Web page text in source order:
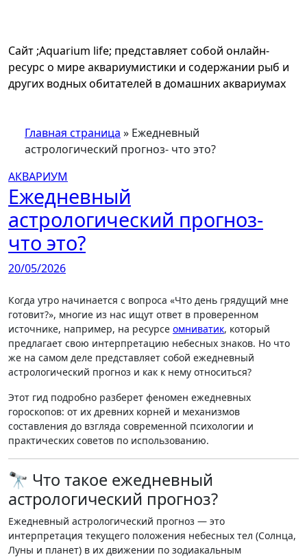
Сайт ;Aquarium life; представляет собой онлайн-
ресурс о мире аквариумистики и содержании рыб и
других водных обитателей в домашних аквариумах
Главная страница » Ежедневный
астрологический прогноз- что это?
АКВАРИУМ
Ежедневный
астрологический прогноз-
что это?
20/05/2026
Когда утро начинается с вопроса «Что день грядущий мне
готовит?», многие из нас ищут ответ в проверенном
источнике, например, на ресурсе омниватик, который
предлагает свою интерпретацию небесных знаков. Но что
же на самом деле представляет собой ежедневный
астрологический прогноз и как к нему относиться?
Этот гид подробно разберет феномен ежедневных
гороскопов: от их древних корней и механизмов
составления до взгляда современной психологии и
практических советов по использованию.
🔭 Что такое ежедневный
астрологический прогноз?
Ежедневный астрологический прогноз — это
интерпретация текущего положения небесных тел (Солнца,
Луны и планет) в их движении по зодиакальным